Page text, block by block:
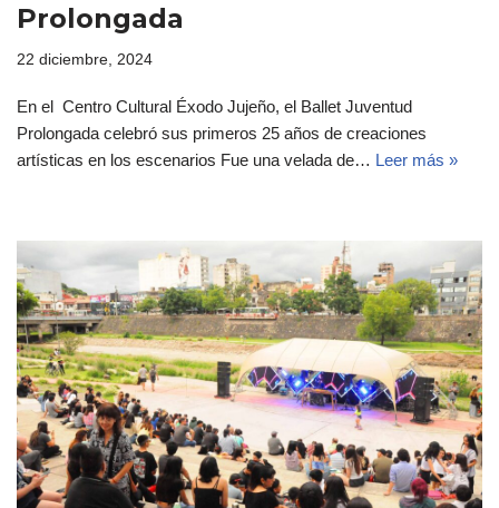
Prolongada
22 diciembre, 2024
En el Centro Cultural Éxodo Jujeño, el Ballet Juventud
Prolongada celebró sus primeros 25 años de creaciones
artísticas en los escenarios Fue una velada de… Leer más »